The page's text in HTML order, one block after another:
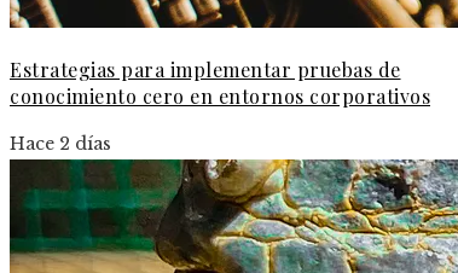
Estrategias para implementar pruebas de
conocimiento cero en entornos corporativos
Hace 2 días